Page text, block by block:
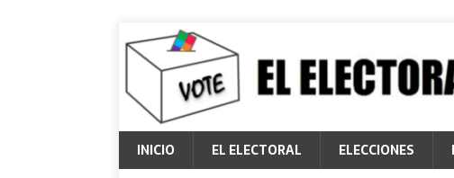
INICIO EL ELECTORAL ELECCIONES